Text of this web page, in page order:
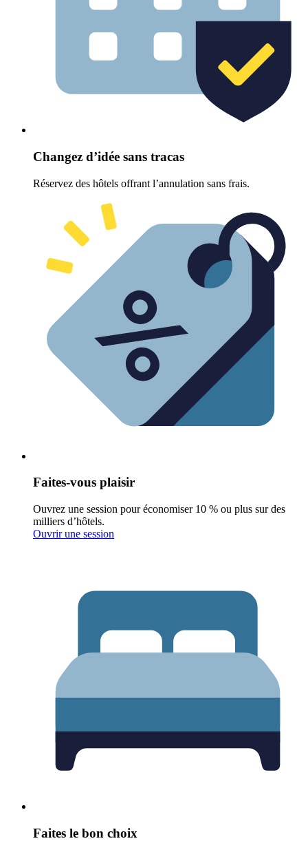
Changez d’idée sans tracas
Réservez des hôtels offrant l’annulation sans frais.
Faites-vous plaisir
Ouvrez une session pour économiser 10 % ou plus sur des
milliers d’hôtels.
Ouvrir une session
Faites le bon choix